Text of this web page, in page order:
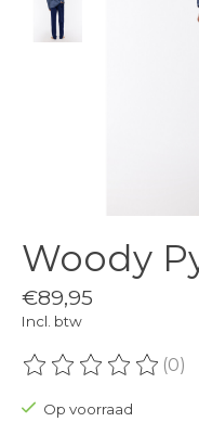
Woody
€89,95
Incl. btw
De beoordeling van
(0)
Op voorraad